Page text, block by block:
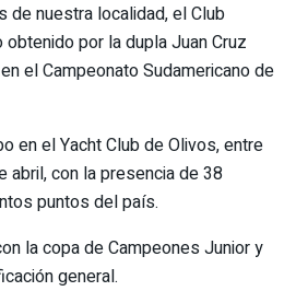
de nuestra localidad, el Club
por la dupla Juan Cruz
el Campeonato Sudamericano de
en el Yacht Club de Olivos, entre
abril, con la presencia de 38
puntos del país.
la copa de Campeones Junior y
general.